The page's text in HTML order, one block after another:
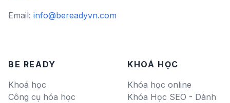
Email: info@bereadyvn.com
BE READY
Khoá học
Công cụ hóa học
KHOÁ HỌC
Khóa học online
Khóa Học SEO - Dành